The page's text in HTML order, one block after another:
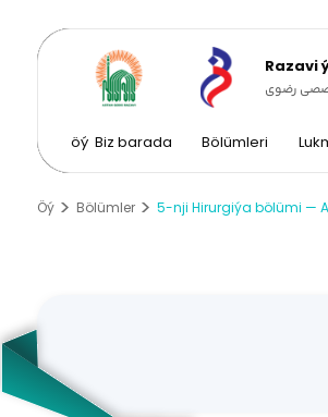
Razavi
رضوی
öý Biz barada Bölümleri
Öý Bölümler 5-nji Hirurgiýa bölümi —